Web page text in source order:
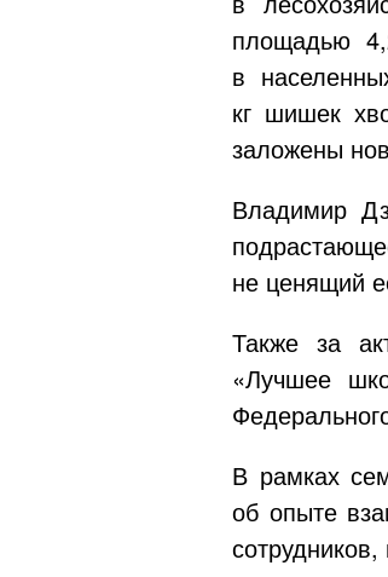
площадью
в
кг шишек
заложены
Владимир
не ценящий
Также за
«Лучшее
В рамках
об опыте